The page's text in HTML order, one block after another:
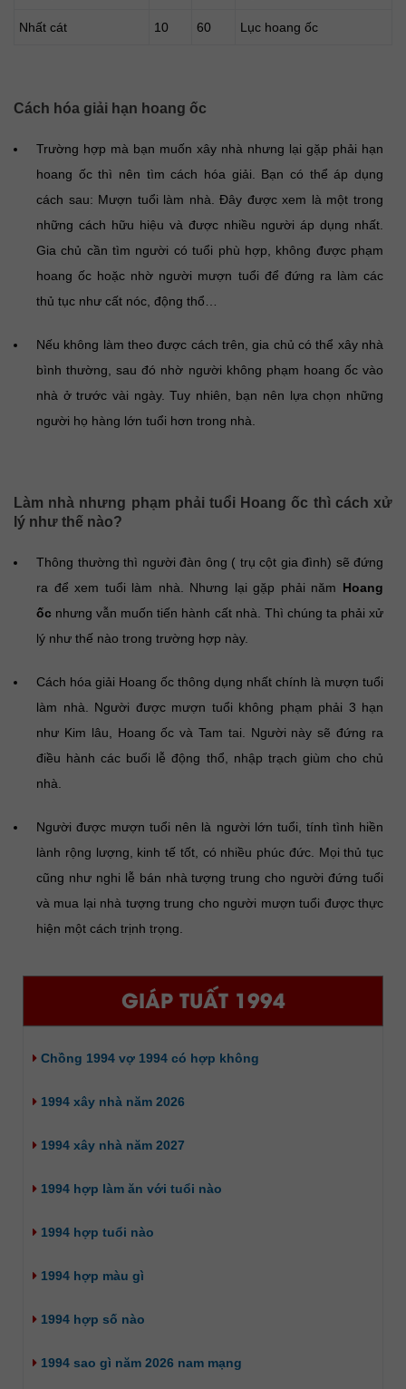
Nhất cát 10 60 Lục hoang ốc
Cách hóa giải hạn hoang ốc
Trường hợp mà bạn muốn xây nhà nhưng lại gặp phải hạn
hoang ốc thì nên tìm cách hóa giải. Bạn có thể áp dụng
cách sau: Mượn tuổi làm nhà. Đây được xem là một trong
những cách hữu hiệu và được nhiều người áp dụng nhất.
Gia chủ cần tìm người có tuổi phù hợp, không được phạm
hoang ốc hoặc nhờ người mượn tuổi để đứng ra làm các
thủ tục như cất nóc, động thổ…
Nếu không làm theo được cách trên, gia chủ có thể xây nhà
bình thường, sau đó nhờ người không phạm hoang ốc vào
nhà ở trước vài ngày. Tuy nhiên, bạn nên lựa chọn những
người họ hàng lớn tuổi hơn trong nhà.
Làm nhà nhưng phạm phải tuổi Hoang ốc thì cách xử
lý như thế nào?
Thông thường thì người đàn ông ( trụ cột gia đình) sẽ đứng
ra để xem tuổi làm nhà. Nhưng lại gặp phải năm Hoang
ốc nhưng vẫn muốn tiến hành cất nhà. Thì chúng ta phải xử
lý như thế nào trong trường hợp này.
Cách hóa giải Hoang ốc thông dụng nhất chính là mượn tuổi
làm nhà. Người được mượn tuổi không phạm phải 3 hạn
như Kim lâu, Hoang ốc và Tam tai. Người này sẽ đứng ra
điều hành các buổi lễ động thổ, nhập trạch giùm cho chủ
nhà.
Người được mượn tuổi nên là người lớn tuổi, tính tình hiền
lành rộng lượng, kinh tế tốt, có nhiều phúc đức. Mọi thủ tục
cũng như nghi lễ bán nhà tượng trung cho người đứng tuổi
và mua lại nhà tượng trung cho người mượn tuổi được thực
hiện một cách trịnh trọng.
GIÁP TUẤT 1994
Chồng 1994 vợ 1994 có hợp không
1994 xây nhà năm 2026
1994 xây nhà năm 2027
1994 hợp làm ăn với tuổi nào
1994 hợp tuổi nào
1994 hợp màu gì
1994 hợp số nào
1994 sao gì năm 2026 nam mạng